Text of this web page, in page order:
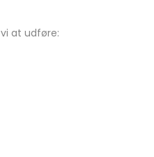
at udføre: